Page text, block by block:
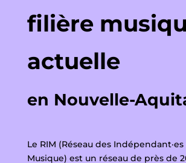
filière
actuelle
en Nouvelle-
Le RIM (Réseau des
Musique) est un réseau de près de